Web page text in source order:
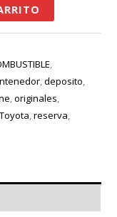
,deposito
,originales
,reserva